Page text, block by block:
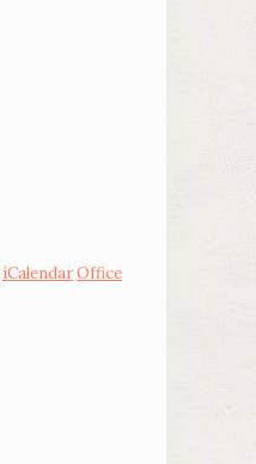
iCalendarOffice